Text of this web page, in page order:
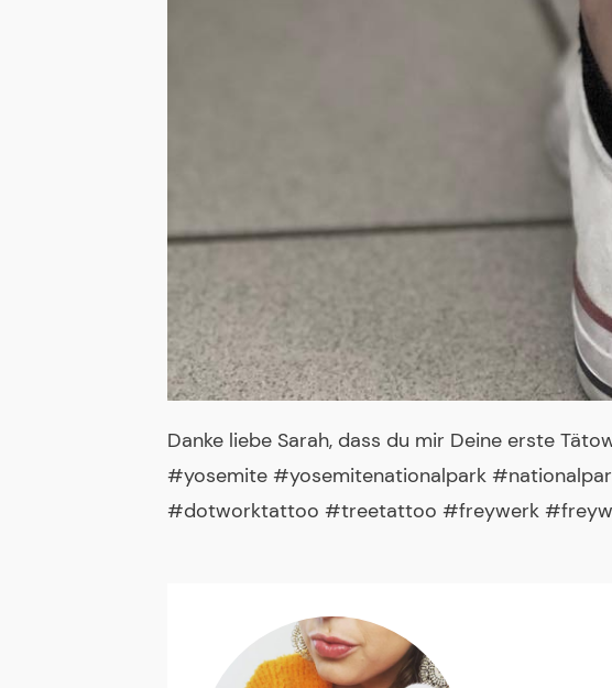
Danke liebe Sarah, dass du mir Deine erste
#yosemite #yosemitenationalpark
#dotworktattoo #treetattoo #freywerk